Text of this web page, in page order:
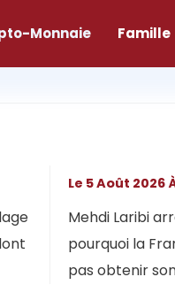
Monnaie Famille
Mehdi Laribi
pourquoi la
pas obtenir
Le 5 Août 2026